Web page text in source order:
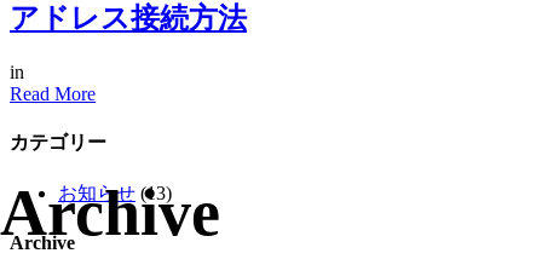
Archive
アドレス接続方法
in
Read More
カテゴリー
お知らせ (13)
Archive